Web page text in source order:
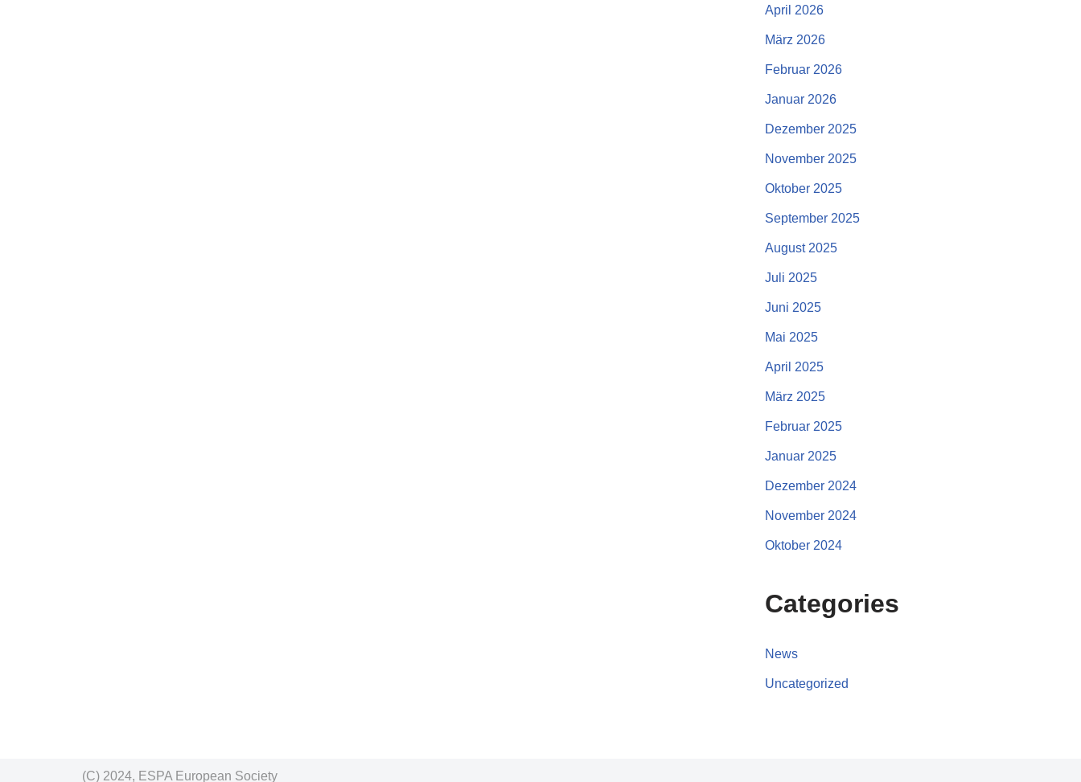
April 2026
März 2026
Februar 2026
Januar 2026
Dezember 2025
November 2025
Oktober 2025
September 2025
August 2025
Juli 2025
Juni 2025
Mai 2025
April 2025
März 2025
Februar 2025
Januar 2025
Dezember 2024
November 2024
Oktober 2024
Categories
News
Uncategorized
(C) 2024, ESPA European Society